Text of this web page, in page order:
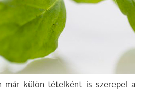
már külön tételként is szerepel a